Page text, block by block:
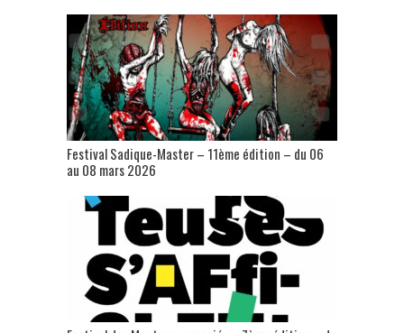
Festival Sadique-Master – 11ème édition – du 06
au 08 mars 2026